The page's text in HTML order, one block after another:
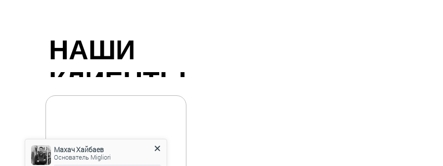
НАШИ
КЛИЕНТЫ
Махач Хайбаев
Основатель Migliori